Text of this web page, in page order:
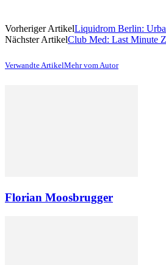
Vorheriger ArtikelLiquidrom Berlin:
Nächster ArtikelClub Med: Last Minute
Verwandte ArtikelMehr vom Autor
Florian Moosbrugger